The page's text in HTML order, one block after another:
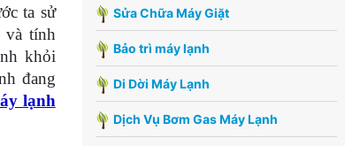
ta sử
và tính
khỏi
đang
lạnh
Sửa Chữa Máy Giặt
Bảo trì máy lạnh
Di Dời Máy Lạnh
Dịch Vụ Bơm Gas Máy Lạnh